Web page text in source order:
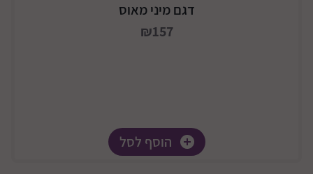
דגם מיני מאוס
₪157
הוסף לסל